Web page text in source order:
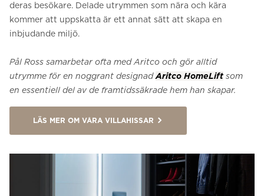
deras besökare. Delade utrymmen som nära och kära
kommer att uppskatta är ett annat sätt att skapa en
inbjudande miljö.
Pål Ross samarbetar ofta med Aritco och gör alltid
utrymme för en noggrant designadAritco HomeLift som
en essentiell del av de framtidssäkrade hem han skapar.
LÄS MER OM VÅRA VILLAHISSAR